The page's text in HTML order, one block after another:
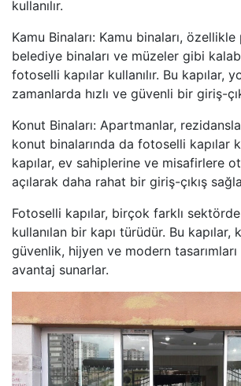
kullanılır.
Kamu Binaları: Kamu binaları,
belediye binaları ve müzeler gibi
fotoselli kapılar kullanılır. Bu kapılar,
zamanlarda hızlı ve güvenli bir giriş-
Konut Binaları: Apartmanlar,
konut binalarında da fotoselli kapılar
kapılar, ev sahiplerine ve misafirlere
açılarak daha rahat bir giriş-çıkış
Fotoselli kapılar, birçok farklı
kullanılan bir kapı türüdür. Bu kapılar,
güvenlik, hijyen ve modern
avantaj sunarlar.